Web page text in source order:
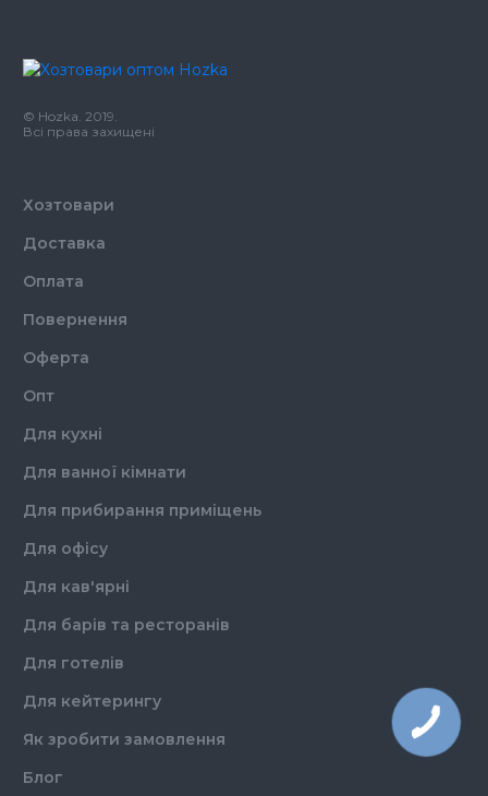
Кількість в упаковці
Матеріал
© Hozka. 2019.
Всі права захищені
Хозтовари
Доставка
Оплата
Повернення
Оферта
Опт
Для кухні
Для ванної кімнати
Для прибирання приміщень
Для офісу
Для кав'ярні
Для барів та ресторанів
Для готелів
Для кейтерингу
Як зробити замовлення
Блог